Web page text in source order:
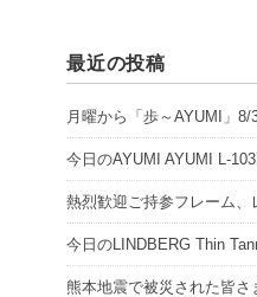
最近の投稿
月曜から「歩～AYUMI」8/
今日のAYUMI AYUMI L-
熱烈歓迎ご持参フレーム、
今日のLINDBERG Thin
熊本地震で被災された皆さ